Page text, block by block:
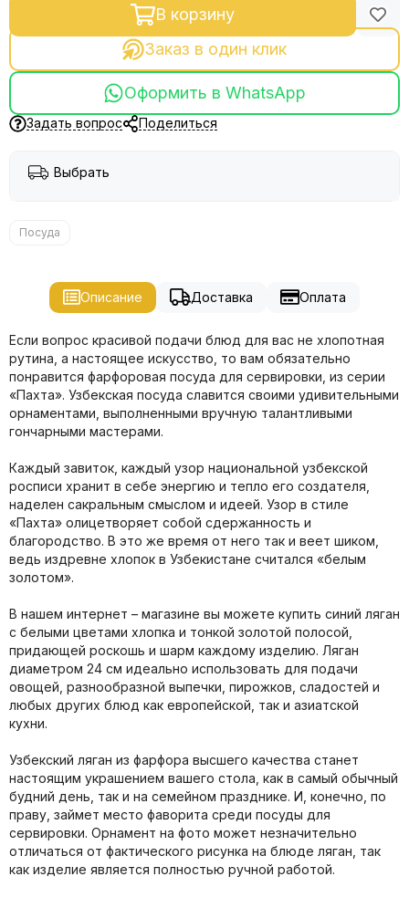
В корзину
Заказ в один клик
Оформить в WhatsApp
Задать вопрос Поделиться
Выбрать
Посуда
Описание Доставка Оплата
Если вопрос красивой подачи блюд для вас не хлопотная
рутина, а настоящее искусство, то вам обязательно
понравится фарфоровая посуда для сервировки, из серии
«Пахта». Узбекская посуда славится своими удивительными
орнаментами, выполненными вручную талантливыми
гончарными мастерами.
Каждый завиток, каждый узор национальной узбекской
росписи хранит в себе энергию и тепло его создателя,
наделен сакральным смыслом и идеей. Узор в стиле
«Пахта» олицетворяет собой сдержанность и
благородство. В это же время от него так и веет шиком,
ведь издревне хлопок в Узбекистане считался «белым
золотом».
В нашем интернет – магазине вы можете купить синий ляган
с белыми цветами хлопка и тонкой золотой полосой,
придающей роскошь и шарм каждому изделию. Ляган
диаметром 24 см идеально использовать для подачи
овощей, разнообразной выпечки, пирожков, сладостей и
любых других блюд как европейской, так и азиатской
кухни.
Узбекский ляган из фарфора высшего качества станет
настоящим украшением вашего стола, как в самый обычный
будний день, так и на семейном празднике. И, конечно, по
праву, займет место фаворита среди посуды для
сервировки. Орнамент на фото может незначительно
отличаться от фактического рисунка на блюде ляган, так
как изделие является полностью ручной работой.